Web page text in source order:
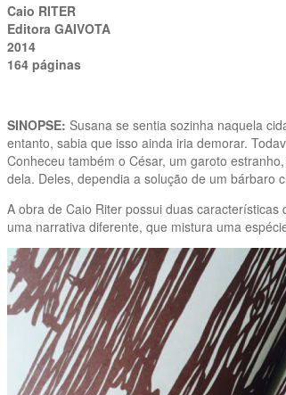
Caio RITER
Editora GAIVOTA
2014
164 páginas
SINOPSE: Susana se sentia sozinha naquela
entanto, sabia que isso ainda iria demorar.
Conheceu também o César, um garoto
dela. Deles, dependia a solução de um bárbaro
A obra de Caio Riter possui duas
uma narrativa diferente, que mistura uma